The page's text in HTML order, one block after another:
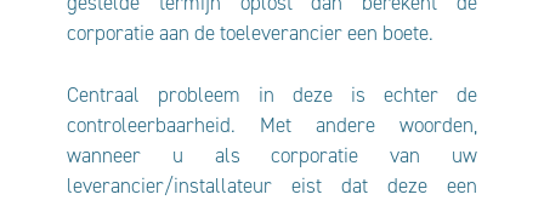
corporatie aan de toeleverancier een boete.
Centraal probleem in deze is echter de
controleerbaarheid. Met andere woorden,
wanneer u als corporatie van uw
leverancier/installateur eist dat deze een